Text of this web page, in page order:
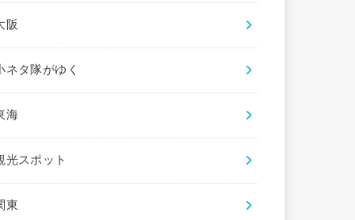
阪
ネタ隊がゆく
海
光スポット
東